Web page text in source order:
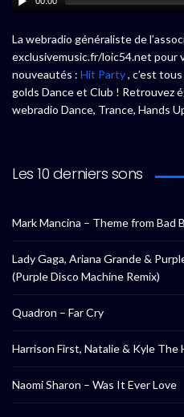
La webradio généraliste de
exclusivemusic.fr/loic54.net pour
nouveautés : Hit Party, c’est
golds Dance et Club ! Retrouvez
webradio Dance, Trance, Hands
Les 10 derniers sons
Mark Mancina – Theme from Bad
Lady Gaga, Ariana Grande &
(Purple Disco Machine Remix)
Quadron – Far Cry
Harrison First, Natalie & Kyle
Naomi Sharon – Was It Ever Love